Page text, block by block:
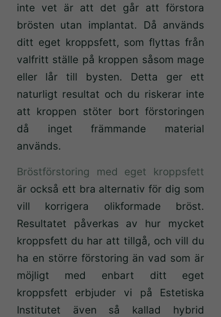
inte vet är att det går att förstora
brösten utan implantat. Då används
ditt eget kroppsfett, som flyttas från
valfritt ställe på kroppen såsom mage
eller lår till bysten. Detta ger ett
naturligt resultat och du riskerar inte
att kroppen stöter bort förstoringen
då inget främmande material
används.
Bröstförstoring med eget kroppsfett
är också ett bra alternativ för dig som
vill korrigera olikformade bröst.
Resultatet påverkas av hur mycket
kroppsfett du har att tillgå, och vill du
ha en större förstoring än vad som är
möjligt med enbart ditt eget
kroppsfett erbjuder vi på Estetiska
Institutet även så kallad hybrid